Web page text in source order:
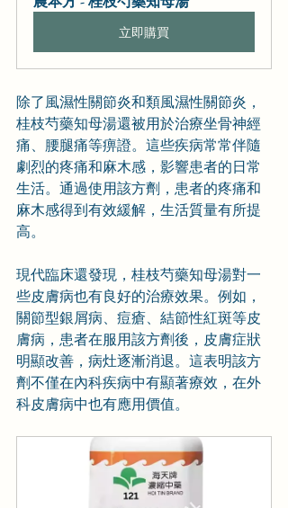
立即購買
除了風濕性關節炎和類風濕性關節炎，
桂枝芍藥知母湯還被用於治療坐骨神經
痛、腰腿痛等痹證。這些疾病常常伴隨
劇烈的疼痛和麻木感，影響患者的日常
生活。通過使用該方劑，患者的疼痛和
麻木感得到有效緩解，生活質量有所提
高。
現代臨床還發現，桂枝芍藥知母湯對一
些皮膚病也有良好的治療效果。例如，
關節型銀屑病、痘瘡、結節性紅斑等皮
膚病，患者在服用該方劑後，皮膚症狀
明顯改善，病灶逐漸消退。這表明該方
劑不僅在內科疾病中有顯著療效，在外
科皮膚病中也有應用價值。